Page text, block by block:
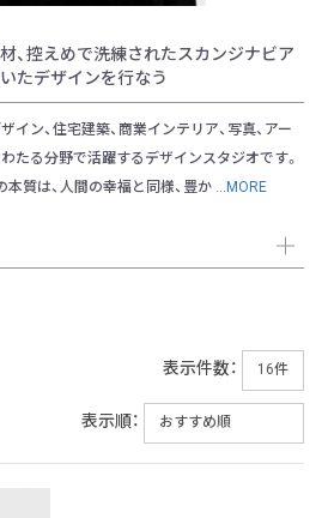
、控えめで洗練されたスカンジナビア
たデザインを行なう
イン、住宅建築、商業インテリア、写真、アー
たる分野で活躍するデザインスタジオです。
本質は、人間の幸福と同様、豊か ...MORE
表示件数：
表示順：